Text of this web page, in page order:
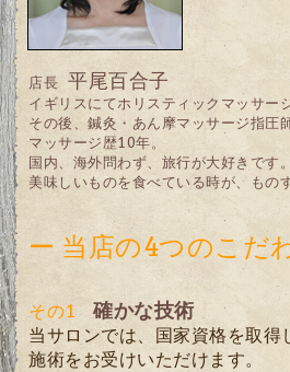
店長 平尾百合子
イギリスにてホリスティックマッサー
その後、鍼灸・あん摩マッサージ指圧
マッサージ歴10年。
国内、海外問わず、旅行が大好きです。
美味しいものを食べている時が、もの
ー 当店の4つのこだ
その1確かな技術
当サロンでは、国家資格を取得
施術をお受けいただけます。